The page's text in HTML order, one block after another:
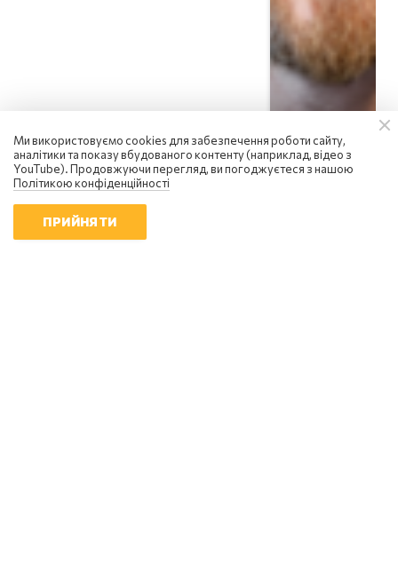
Ми використовуємо cookies для забезпечення роботи сайту,
аналітики та показу вбудованого контенту (наприклад, відео з
YouTube). Продовжуючи перегляд, ви погоджуєтеся з нашою
Політикою конфіденційності
ПРИЙНЯТИ